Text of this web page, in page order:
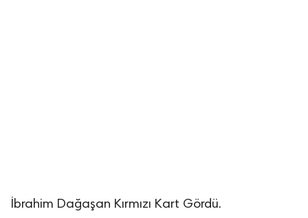
İbrahim Dağaşan Kırmızı Kart Gördü.